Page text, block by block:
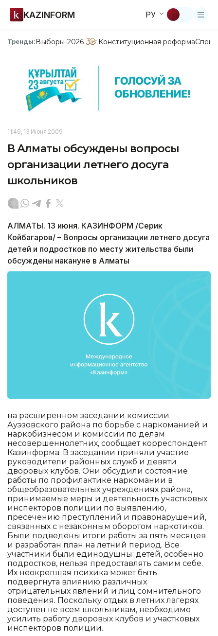
KAZINFORM РУ
Тренды:Выборы-2026 Конституционная реформа
11:49, 13 Июня 2009
В Алматы обсуждены вопросы
организации летнего досуга
школьников
АЛМАТЫ. 13 июня. КАЗИНФОРМ /Серик
Койбагаров/ – Вопросы организации летнего досуга
детей и подростков по месту жительства были
обсуждены накануне в Алматы
на расширенном заседании комиссии
Ауэзовского района по борьбе с наркоманией и
наркобизнесом и комиссии по делам
несовершеннолетних, сообщает корреспондент
Казинформа. В заседании приняли участие
руководители районных служб и девяти
дворовых клубов. Они обсудили состояние
работы по профилактике наркомании в
общеобразовательных учреждениях района,
принимаемые меры и деятельность участковых
инспекторов полиции по выявлению,
пресечению преступлений и правонарушений,
связанных с незаконным оборотом наркотиков.
Были подведены итоги работы за пять месяцев
и разработан план на летний период. Все
участники были единодушны: детей, особенно
подростков, нельзя предоставлять самим себе.
Их неокрепшая психика может быть
подвергнута влиянию различных
отрицательных явлений и лиц сомнительного
поведения. Поскольку отдых в летних лагерях
доступен не всем школьникам, необходимо
усилить работу дворовых клубов и участковых
инспекторов полиции.